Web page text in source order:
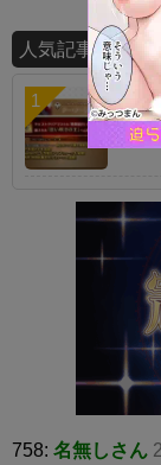
人気記事ランキ
【朗
758: 名無しさん